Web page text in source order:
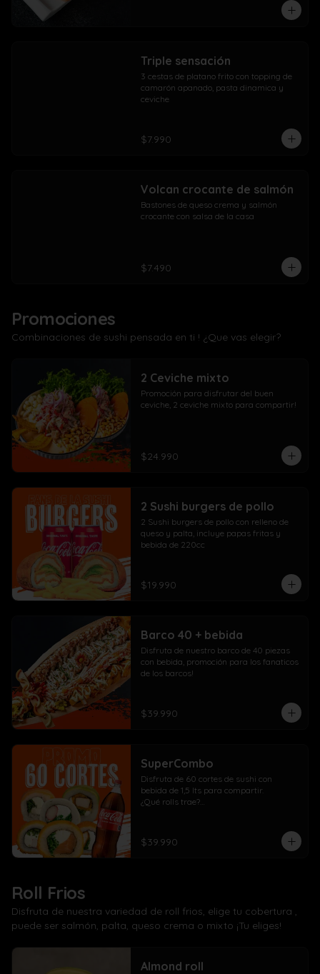
Triple sensación
3 cestas de platano frito con topping de
camarón apanado, pasta dinamica y
ceviche
$7.990
Volcan crocante de salmón
Bastones de queso crema y salmón
crocante con salsa de la casa
$7.490
Promociones
Combinaciones de sushi pensada en ti ! ¿Que vas elegir?
2 Ceviche mixto
Promoción para disfrutar del buen
ceviche, 2 ceviche mixto para compartir!
$24.990
2 Sushi burgers de pollo
2 Sushi burgers de pollo con relleno de
queso y palta, incluye papas fritas y
bebida de 220cc
$19.990
Barco 40 + bebida
Disfruta de nuestro barco de 40 piezas
con bebida, promoción para los fanaticos
de los barcos!
$39.990
SuperCombo
Disfruta de 60 cortes de sushi con
bebida de 1,5 lts para compartir.
¿Qué rolls trae?
10 Kanikama, cebollín, queso crema
envuelto en panko
envuelto en queso
10 Camarón, cebollín, queso crema
$39.990
Roll Frios
Disfruta de nuestra variedad de roll frios, elige tu cobertura ,
puede ser salmón, palta, queso crema o mixto ¡Tu eliges!
Almond roll